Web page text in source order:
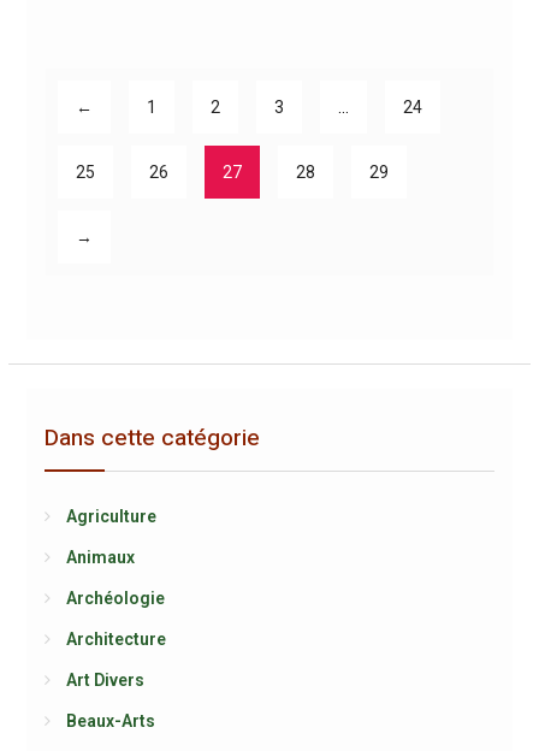
← 1 2 3 24
25 26 27 28 29
→
Dans cette catégorie
Agriculture
Animaux
Archéologie
Architecture
Art Divers
Beaux-Arts